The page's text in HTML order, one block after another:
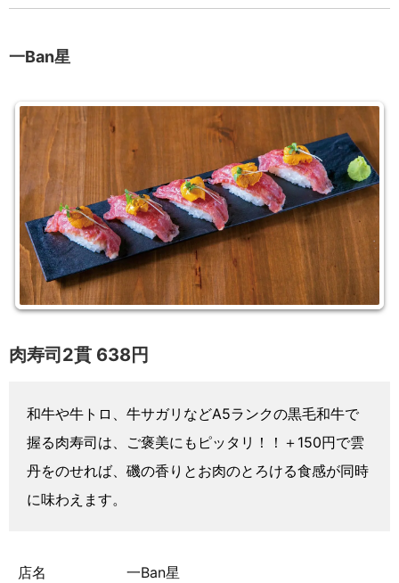
一Ban星
肉寿司2貫 638円
和牛や牛トロ、牛サガリなどA5ランクの黒毛和牛で
握る肉寿司は、ご褒美にもピッタリ！！＋150円で雲
丹をのせれば、磯の香りとお肉のとろける食感が同時
に味わえます。
店名 一Ban星